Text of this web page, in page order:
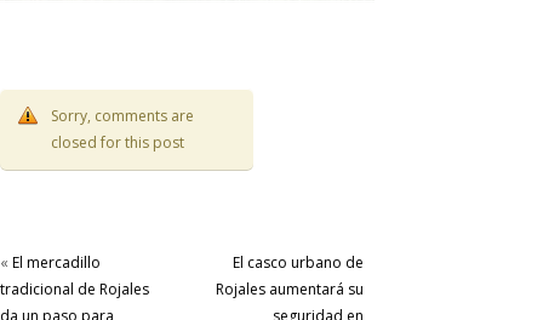
Sorry, comments are
closed for this post
« El mercadillo
tradicional de Rojales
da un paso para
El casco urbano de
Rojales aumentará su
seguridad en